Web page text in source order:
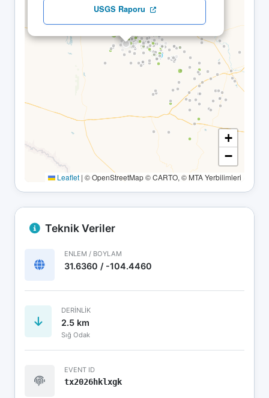
USGS Raporu
+
−
Leaflet | © OpenStreetMap © CARTO, © MTA Yerbilimleri
Teknik Veriler
ENLEM / BOYLAM
31.6360 / -104.4460
DERINLIK
2.5 km
Sığ Odak
EVENT ID
tx2026hklxgk